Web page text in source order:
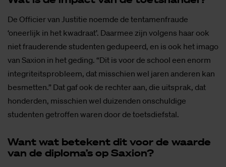
De Officier van Justitie noemde de tentamenfraude
‘oneerlijk in het kwadraat’. Daarmee zijn volgens haar ook
niet frauderende studenten gedupeerd, en is ook het imago
van Saxion in het geding. “Dit is voor de school een enorm
integriteitsprobleem, dat misschien wel jaren anderen kan
besmetten.” Dat gaf ook de rechter aan, die uitsprak, dat
honderden, misschien wel duizenden onschuldige
studenten getroffen waren door de toetsdiefstal.
Want wat be­te­kent dit voor de waar­de
van de di­plo­ma’s op Saxi­on?